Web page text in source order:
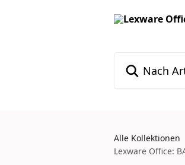
Alle Kollektionen
Lexware Office: